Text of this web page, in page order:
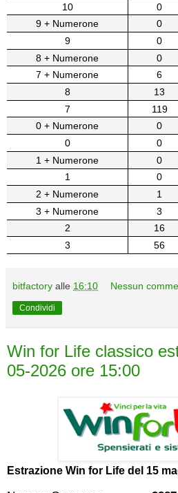
10
0
9 + Numerone
0
9
0
8 + Numerone
0
7 + Numerone
6
8
13
7
119
0 + Numerone
0
0
0
1 + Numerone
0
1
0
2 + Numerone
1
3 + Numerone
3
2
16
3
56
bitfactory alle 16:10 Nessun
Condividi
Win for Life classico
05-2026 ore 15:00
Estrazione Win for Life del 15